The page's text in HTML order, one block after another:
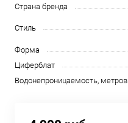
Страна бренда
Стиль
Форма
Циферблат
Водонепроницаемость, метров